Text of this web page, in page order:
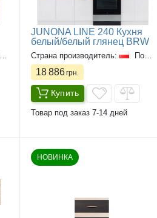
JUNONA LINE 240 Кухня
белый/белый глянец BRW
Страна производитель: Польша
18 886грн.
Купить
Товар под заказ 7-14 дней
НОВИНКА